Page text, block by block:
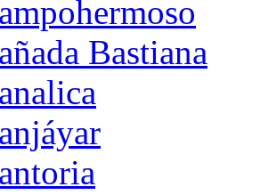
Bastiana